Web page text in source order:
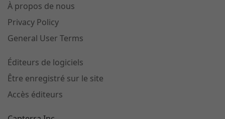
À propos de nous
Privacy Policy
General User Terms
Éditeurs de logiciels
Être enregistré sur le site
Accès éditeurs